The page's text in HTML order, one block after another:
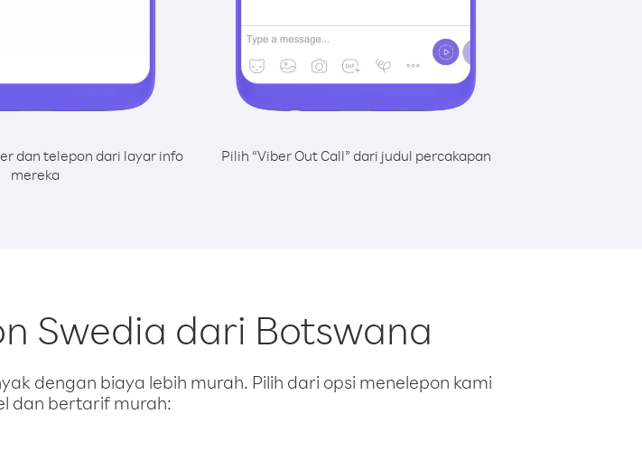
dan telepon dari layar info
mereka
Pilih “Viber Out Call” dari judul percakapan
Swedia dari Botswana
dengan biaya lebih murah. Pilih dari opsi menelepon kami
dan bertarif murah: